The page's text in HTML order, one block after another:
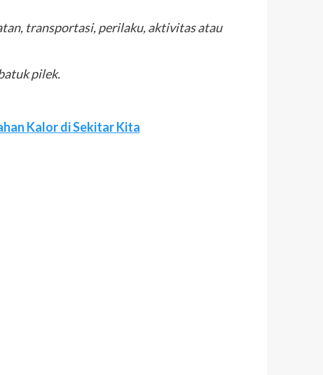
transportasi, perilaku, aktivitas atau
pilek.
Kalor di Sekitar Kita